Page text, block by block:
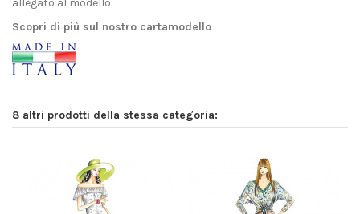
allegato al modello.
Scopri di più sul nostro cartamodello
8 altri prodotti della stessa categoria: